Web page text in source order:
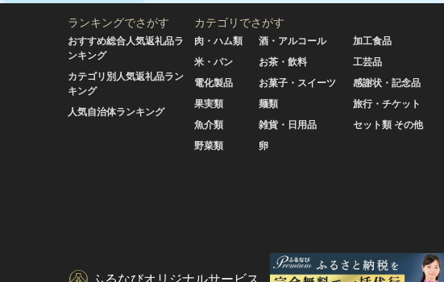
ランキングでさがす
おすすめ総合人気返礼品ラ
ンキング
カテゴリ別人気返礼品ラン
キング
人気自治体ランキング
カテゴリでさがす
肉・ハム類
米・パン
電化製品
果実類
魚介類
野菜類
酒・アルコール
お茶・飲料
お菓子・スイーツ
麺類
雑貨・日用品
卵
加工食品
工芸品
感謝状・記念品
旅行・チケット
セット類 その他